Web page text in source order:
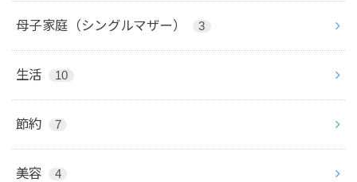
母子家庭（シングルマザー） 3
生活 10
節約 7
美容 4